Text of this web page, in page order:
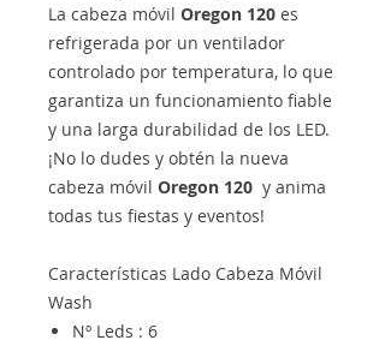
La cabeza móvil Oregon 120 es
refrigerada por un ventilador
controlado por temperatura, lo que
garantiza un funcionamiento fiable
y una larga durabilidad de los LED.
¡No lo dudes y obtén la nueva
cabeza móvil Oregon 120 y anima
todas tus fiestas y eventos!
Características Lado Cabeza Móvil
Wash
Nº Leds : 6